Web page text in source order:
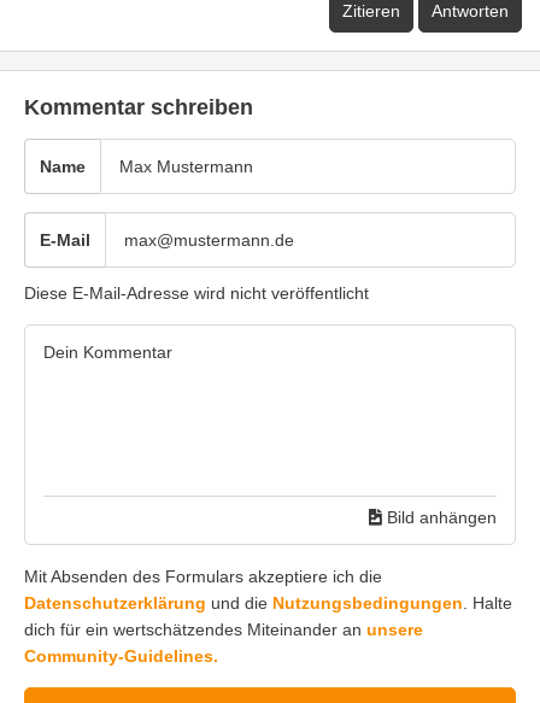
Zitieren Antworten
Kommentar schreiben
Name
E-Mail
Diese E-Mail-Adresse wird nicht veröffentlicht
Bild anhängen
Mit Absenden des Formulars akzeptiere ich die
Datenschutzerklärung und die Nutzungsbedingungen . Halte
dich für ein wertschätzendes Miteinander an unsere
Community-Guidelines.